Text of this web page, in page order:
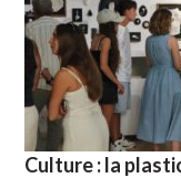
Culture : la